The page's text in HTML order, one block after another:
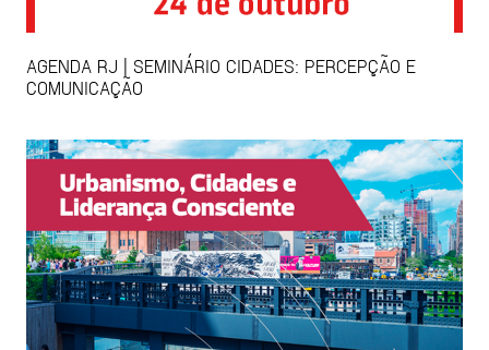
AGENDA RJ | SEMINÁRIO CIDADES: PERCEPÇÃO E
COMUNICAÇÃO